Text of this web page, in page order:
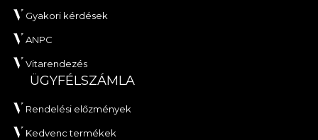
Gyakori kérdések
ANPC
Vitarendezés
ÜGYFÉLSZÁMLA
Rendelési előzmények
Kedvenc termékek